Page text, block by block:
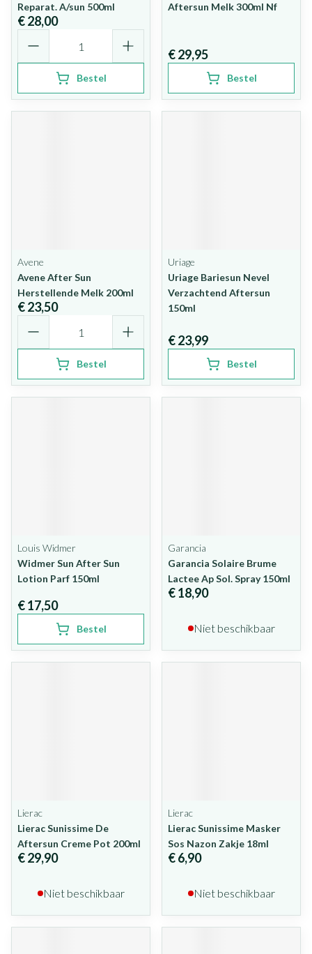
Reparat. A/sun 500ml
€ 28,00
Bestel
Aftersun Melk 300ml Nf
€ 29,95
Bestel
Avene
Avene After Sun
Herstellende Melk 200ml
€ 23,50
Bestel
Uriage
Uriage Bariesun Nevel
Verzachtend Aftersun
150ml
€ 23,99
Bestel
Louis Widmer
Widmer Sun After Sun
Lotion Parf 150ml
€ 17,50
Bestel
Garancia
Garancia Solaire Brume
Lactee Ap Sol. Spray 150ml
€ 18,90
Niet beschikbaar
Lierac
Lierac Sunissime De
Aftersun Creme Pot 200ml
€ 29,90
Niet beschikbaar
Lierac
Lierac Sunissime Masker
Sos Nazon Zakje 18ml
€ 6,90
Niet beschikbaar